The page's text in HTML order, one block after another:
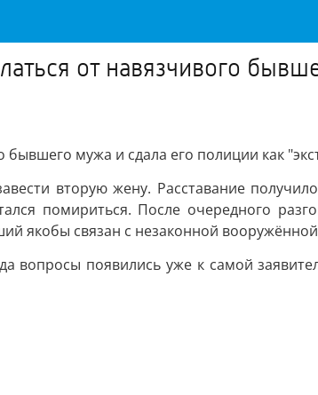
от навязчивого
мужа и сдала его полиции как
вторую жену. Расставание
помириться. После очередного
якобы связан с незаконной
вопросы появились уже к самой